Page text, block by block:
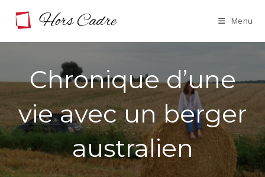
Menu
Chronique d’une
vie avec un berger
australien